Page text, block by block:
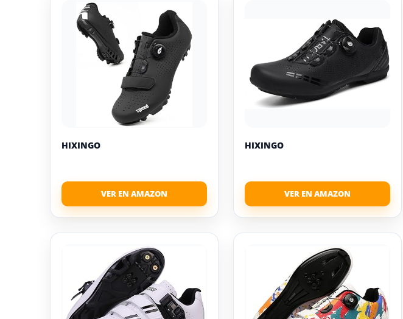
HIXINGO HIXINGO